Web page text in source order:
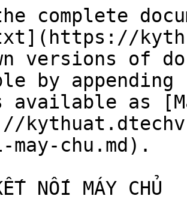
complete
versions of
by
available as
chu.md).
NỐI MÁY CHỦ